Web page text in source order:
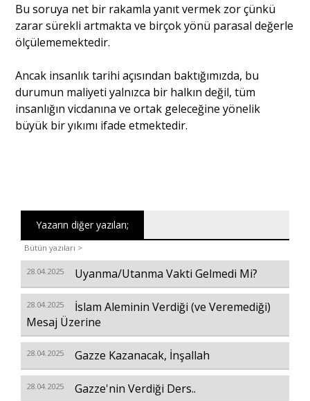
Bu soruya net bir rakamla yanıt vermek zor çünkü
zarar sürekli artmakta ve birçok yönü parasal değerle
ölçülememektedir.
Ancak insanlık tarihi açısından baktığımızda, bu
durumun maliyeti yalnızca bir halkın değil, tüm
insanlığın vicdanına ve ortak geleceğine yönelik
büyük bir yıkımı ifade etmektedir.
Yazarın diğer yazıları;
Bütün yazıları >
28.04.2025 Uyanma/Utanma Vakti Gelmedi Mi?
28.04.2025
İslam Aleminin Verdiği (ve Veremediği)
Mesaj Üzerine
28.04.2025 Gazze Kazanacak, İnşallah
28.04.2025 Gazze'nin Verdiği Ders..